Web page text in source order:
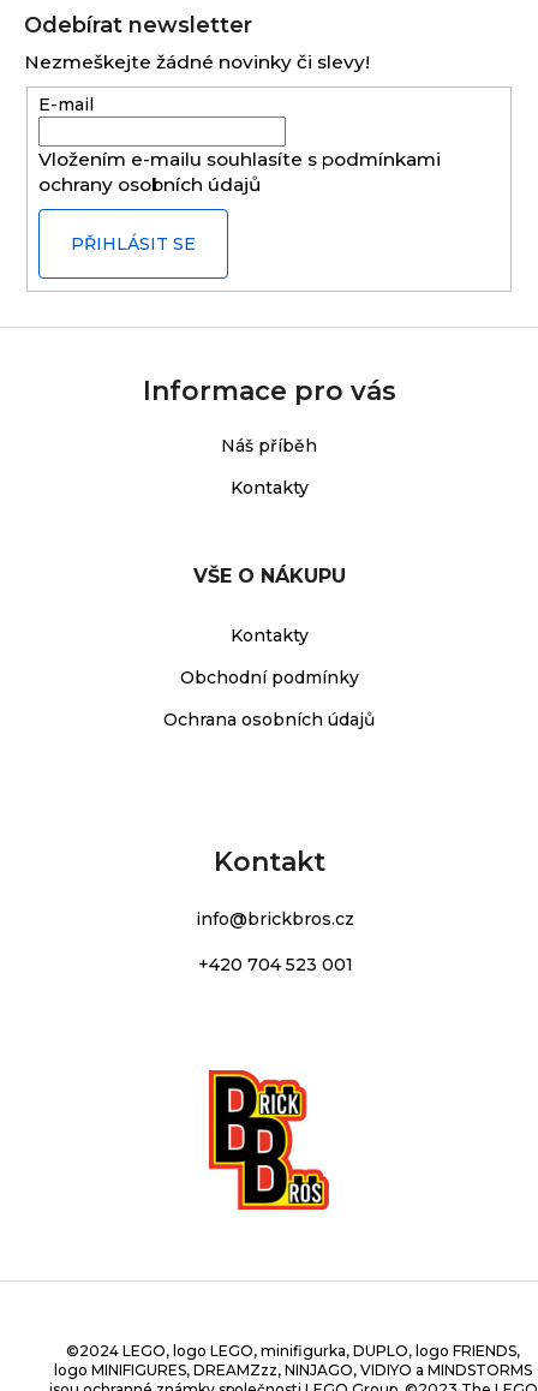
Odebírat newsletter
Nezmeškejte žádné novinky či slevy!
E-mail
Vložením e-mailu souhlasíte s podmínkami
ochrany osobních údajů
PŘIHLÁSIT SE
Informace pro vás
Náš příběh
Kontakty
VŠE O NÁKUPU
Kontakty
Obchodní podmínky
Ochrana osobních údajů
Kontakt
info@brickbros.cz
+420 704 523 001
©2024 LEGO, logo LEGO, minifigurka, DUPLO, logo FRIENDS,
logo MINIFIGURES, DREAMZzz, NINJAGO, VIDIYO a MINDSTORMS